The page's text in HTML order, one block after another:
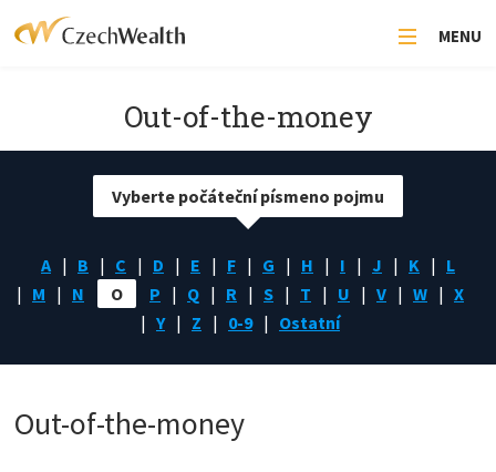
MENU
Out-of-the-money
A B C D E F G H I J K
L
M
N O P Q R S T U V W
X
Y
Z 0-9 Ostatní
Vyberte počáteční písmeno pojmu
Out-of-the-money